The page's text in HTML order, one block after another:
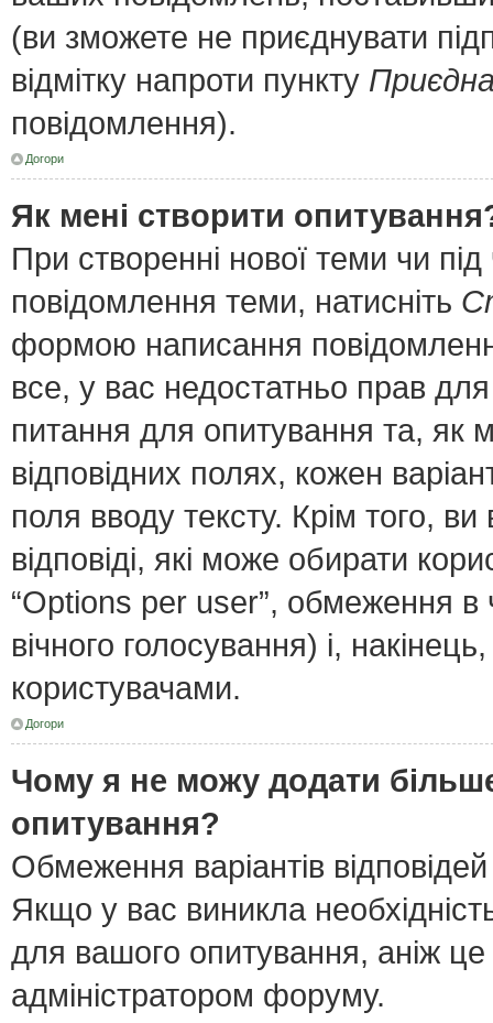
(ви зможете не приєднувати
відмітку напроти пункту
повідомлення).
Догори
Як мені створити
При створенні нової теми чи
повідомлення теми, натисніть
формою написання
все, у вас недостатньо прав
питання для опитування та, як
відповідних полях, кожен
поля вводу тексту. Крім того, ви
відповіді, які може обирати
“Options per user”, обмеження в
вічного голосування) і,
користувачами.
Догори
Чому я не можу додати
опитування?
Обмеження варіантів
Якщо у вас виникла
для вашого опитування, аніж
адміністратором форуму.